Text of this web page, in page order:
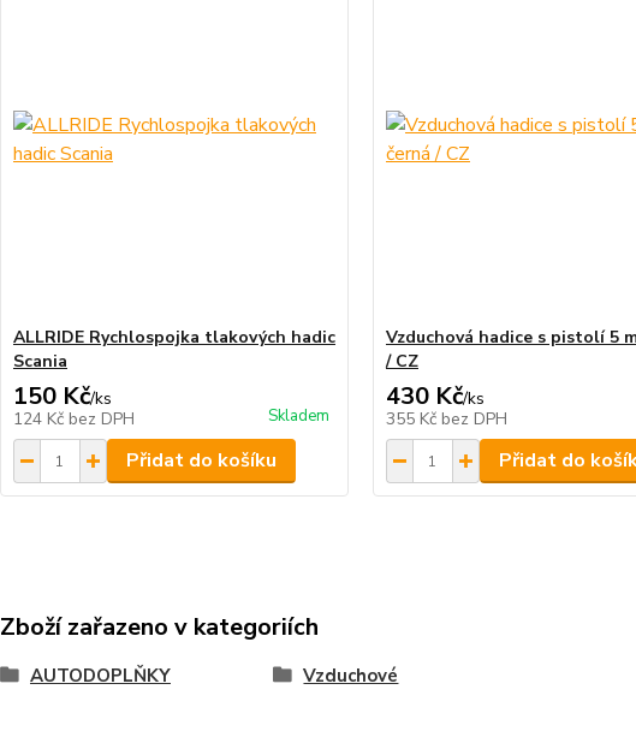
ALLRIDE Rychlospojka tlakových hadic
Scania
150 Kč/ks
124 Kč bez DPH Skladem
Přidat do košíku
Vzduchová hadice s pistolí 5
/ CZ
430 Kč/ks
355 Kč bez DPH
Přidat do
Zboží zařazeno v kategoriích
AUTODOPLŇKY Vzduchové